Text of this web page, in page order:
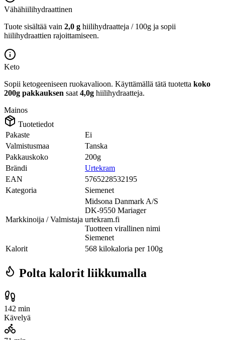
Vähähiilihydraattinen
Tuote sisältää vain 2,0 g hiilihydraatteja / 100g ja sopii
hiilihydraattien rajoittamiseen.
Keto
Sopii ketogeeniseen ruokavalioon. Käyttämällä tätä tuotetta koko
200g pakkauksen saat 4,0g hiilihydraatteja.
Mainos
Tuotetiedot
Pakaste
Ei
Valmistusmaa
Tanska
Pakkauskoko
200g
Brändi
Urtekram
EAN
5765228532195
Kategoria
Siemenet
Markkinoija / Valmistaja
Midsona Danmark A/S
DK-9550 Mariager
urtekram.fi
Tuotteen virallinen nimi
Siemenet
Kalorit
568 kilokaloria per 100g
Polta kalorit liikkumalla
142 min
Kävelyä